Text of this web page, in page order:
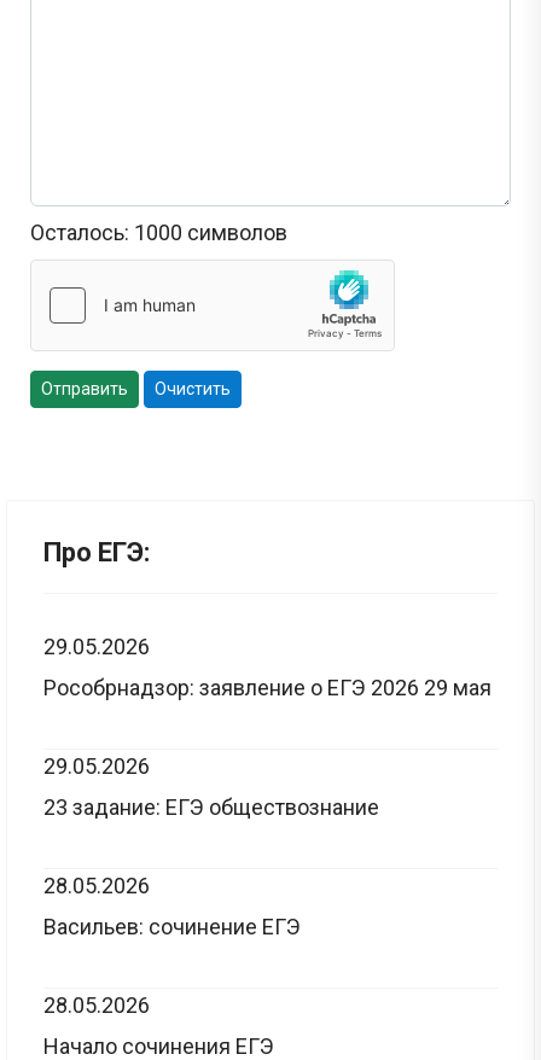
Осталось: 1000 символов
Отправить Очистить
Про ЕГЭ:
29.05.2026
Рособрнадзор: заявление о ЕГЭ 2026 29 мая
29.05.2026
23 задание: ЕГЭ обществознание
28.05.2026
Васильев: сочинение ЕГЭ
28.05.2026
Начало сочинения ЕГЭ